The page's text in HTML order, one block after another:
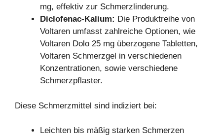
mg, effektiv zur Schmerzlinderung.
Diclofenac-Kalium: Die Produktreihe von
Voltaren umfasst zahlreiche Optionen, wie
Voltaren Dolo 25 mg überzogene Tabletten,
Voltaren Schmerzgel in verschiedenen
Konzentrationen, sowie verschiedene
Schmerzpflaster.
Diese Schmerzmittel sind indiziert bei:
Leichten bis mäßig starken Schmerzen